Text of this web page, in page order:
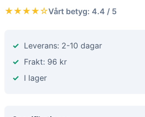
★★★★☆Vårt betyg: 4.4 / 5
Leverans: 2-10 dagar
Frakt: 96 kr
I lager